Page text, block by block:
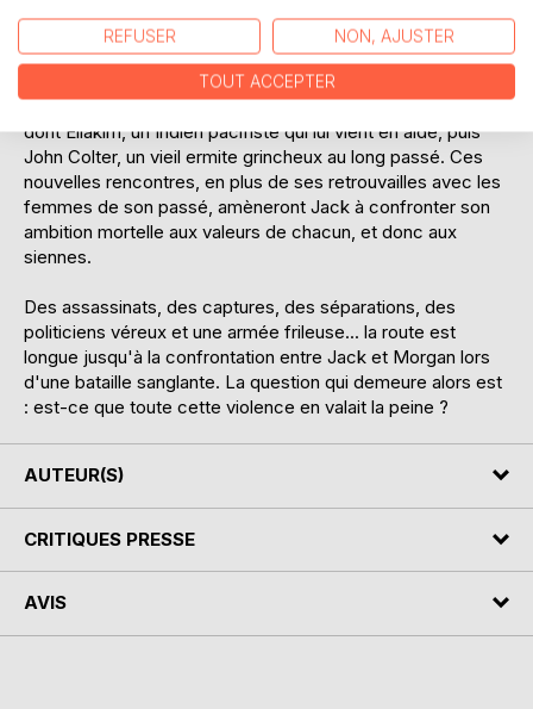
autrement dit à faire disparaitre un par un les six autres
lieutenants encore vivants.
Cette traque conduit Jack à rencontrer divers personnages
dont Eliakim, un Indien pacifiste qui lui vient en aide, puis
John Colter, un vieil ermite grincheux au long passé. Ces
nouvelles rencontres, en plus de ses retrouvailles avec les
femmes de son passé, amèneront Jack à confronter son
ambition mortelle aux valeurs de chacun, et donc aux
siennes.
Des assassinats, des captures, des séparations, des
politiciens véreux et une armée frileuse... la route est
longue jusqu'à la confrontation entre Jack et Morgan lors
d'une bataille sanglante. La question qui demeure alors est
: est-ce que toute cette violence en valait la peine ?
AUTEUR(S)
CRITIQUES PRESSE
AVIS
REFUSER NON, AJUSTER
TOUT ACCEPTER